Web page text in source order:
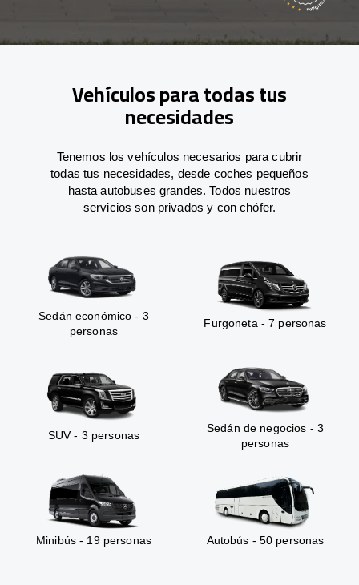
Vehículos para todas tus
necesidades
Tenemos los vehículos necesarios para cubrir
todas tus necesidades, desde coches pequeños
hasta autobuses grandes. Todos nuestros
servicios son privados y con chófer.
Sedán económico - 3
personas
Furgoneta - 7 personas
SUV - 3 personas
Sedán de negocios - 3
personas
Minibús - 19 personas Autobús - 50 personas